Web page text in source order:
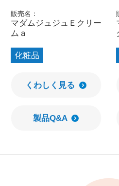
販売名：
マダムジュジュＥクリー
ムａ
化粧品
くわしく見る
製品Q&A